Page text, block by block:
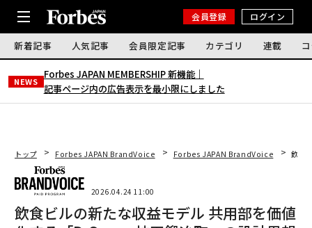
会員登録 ログイン
新着記事 人気記事 会員限定記事 カテゴリ 連載
NEWS
Forbes JAPAN MEMBERSHIP 新機能｜
記事ページ内の広告表示を最小限にしました
トップ Forbes JAPAN BrandVoice Forbes JAPAN BrandVoice 飲食
2026.04.24 11:00
飲食ビルの新たな収益モデル 共用部を価値